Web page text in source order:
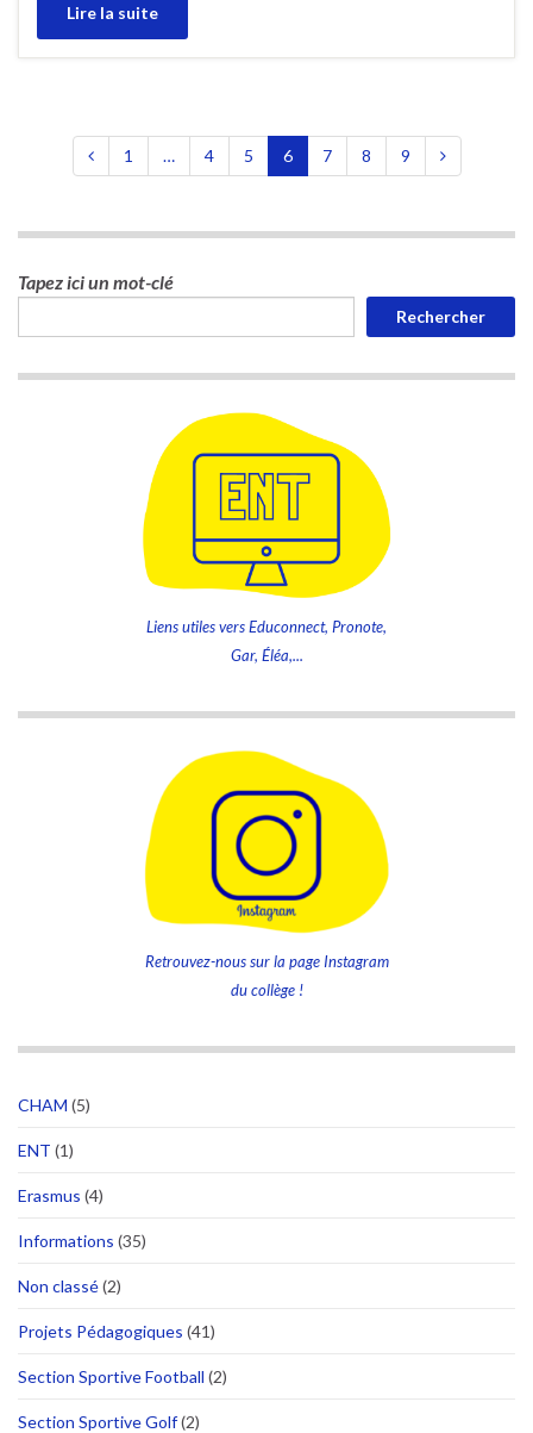
Lire la suite
1 … 4 5 6 7 8 9
Tapez ici un mot-clé
Rechercher
Liens utiles vers Educonnect, Pronote,
Gar, Éléa,...
Retrouvez-nous sur la page Instagram
du collège !
CHAM (5)
ENT (1)
Erasmus (4)
Informations (35)
Non classé(2)
Projets Pédagogiques (41)
Section Sportive Football (2)
Section Sportive Golf(2)